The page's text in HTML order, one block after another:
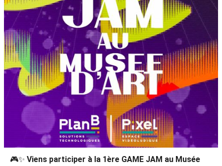
🎮✨ Viens participer à la 1ère GAME JAM au Musée